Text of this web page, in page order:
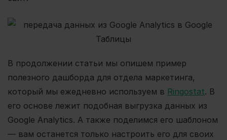
В продолжении статьи мы опишем пример
полезного дашборда для отдела маркетинга,
который мы ежедневно используем в Ringostat. В
его основе лежит подобная выгрузка данных из
Google Analytics. А также поделимся его шаблоном
— вам останется только настроить его для своих